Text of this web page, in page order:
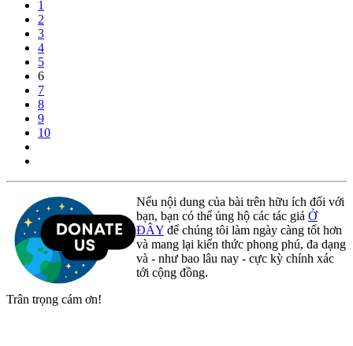
1
2
3
4
5
6
7
8
9
10
Nếu nội dung của bài trên hữu ích đối với
bạn, bạn có thể ủng hộ các tác giả Ở
ĐÂY để chúng tôi làm ngày càng tốt hơn
và mang lại kiến thức phong phú, đa dạng
và - như bao lâu nay - cực kỳ chính xác
tới cộng đồng.
Trân trọng cám ơn!